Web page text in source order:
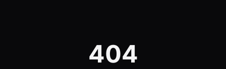
404